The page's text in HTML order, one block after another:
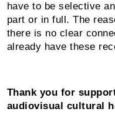
have to be selective
part or in full. The
there is no clear
already have these
Thank you for
audiovisual cultural